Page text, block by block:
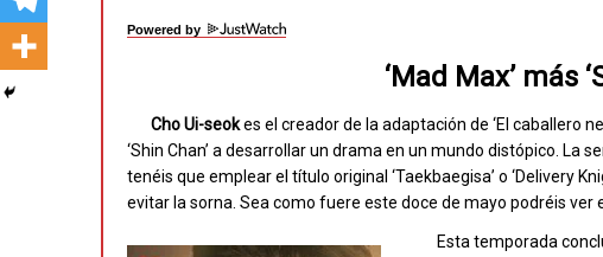
Powered by
‘Mad Max’ más
Cho Ui-seokes el creador de la adaptación de ‘El caballero
‘Shin Chan’ a desarrollar un drama en un mundo distópico.
tenéis que emplear el título original ‘Taekbaegisa’ o ‘Delivery
evitar la sorna. Sea como fuere este doce de mayo podréis ver
Esta temporada